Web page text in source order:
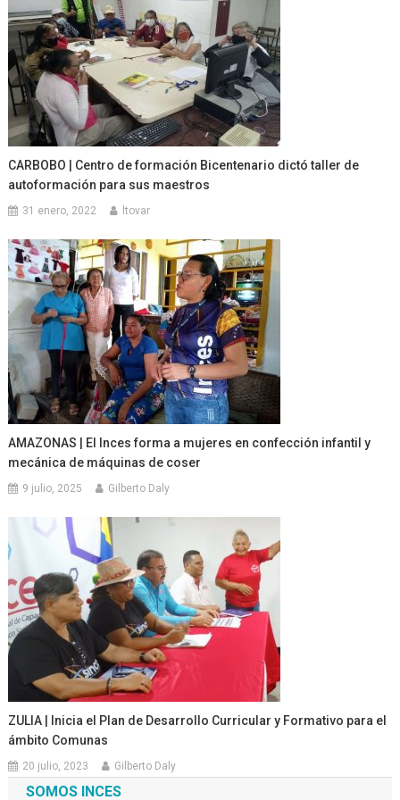
CARBOBO | Centro de formación Bicentenario dictó taller de
autoformación para sus maestros
31 enero, 2022 ltovar
AMAZONAS | El Inces forma a mujeres en confección infantil y
mecánica de máquinas de coser
9 julio, 2025 Gilberto Daly
ZULIA | Inicia el Plan de Desarrollo Curricular y Formativo para el
ámbito Comunas
20 julio, 2023 Gilberto Daly
SOMOS INCES